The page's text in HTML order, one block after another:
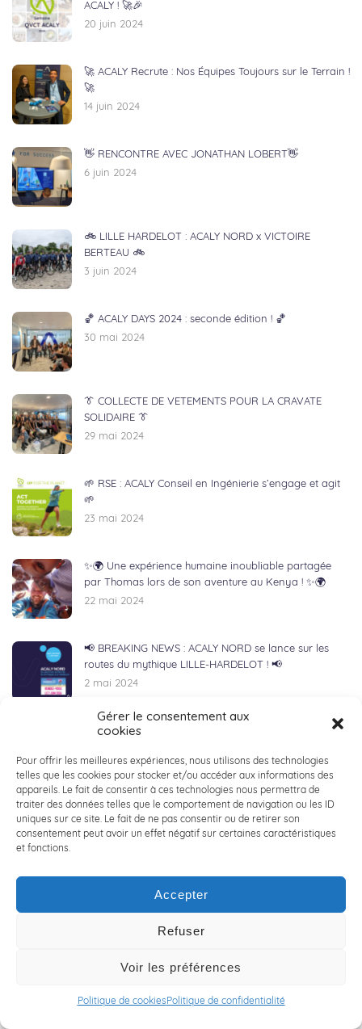
Gérer le consentement aux
cookies
Pour offrir les meilleures expériences, nous utilisons des technologies
telles que les cookies pour stocker et/ou accéder aux informations des
appareils. Le fait de consentir à ces technologies nous permettra de
traiter des données telles que le comportement de navigation ou les ID
uniques sur ce site. Le fait de ne pas consentir ou de retirer son
consentement peut avoir un effet négatif sur certaines caractéristiques
et fonctions.
Accepter
Refuser
Voir les préférences
Politique de cookiesPolitique de confidentialité
ACALY ! 🚀🎉
20 juin 2024
🚀 ACALY Recrute : Nos Équipes Toujours sur le Terrain !
🚀
14 juin 2024
👋 RENCONTRE AVEC JONATHAN LOBERT👋
6 juin 2024
🚲 LILLE HARDELOT : ACALY NORD x VICTOIRE
BERTEAU 🚲
3 juin 2024
🏀 ACALY DAYS 2024 : seconde édition ! 🏀
30 mai 2024
👔 COLLECTE DE VETEMENTS POUR LA CRAVATE
SOLIDAIRE 👔
29 mai 2024
🌱 RSE : ACALY Conseil en Ingénierie s’engage et agit
🌱
23 mai 2024
✨🌍 Une expérience humaine inoubliable partagée
par Thomas lors de son aventure au Kenya ! ✨🌍
22 mai 2024
📢 BREAKING NEWS : ACALY NORD se lance sur les
routes du mythique LILLE-HARDELOT ! 📢
2 mai 2024
🌱 RSE : ACALY Conseil en Ingénierie s’engage et agit
25 avril 2024
🌟🚀 ALTERNANTS : VENEZ GRANDIR CHEZ ACALY 🌟🚀
24 avril 2024
🚴‍♀️ LES EQUIPES ACALY SUPPORTERS.RICES DU PARIS-
ROUBAIX 🚴‍♀️
engagement 🌱